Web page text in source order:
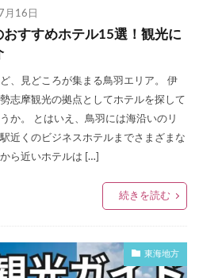
月16日
すすめホテル15選！観光に
、見どころが集まる鳥羽エリア。 伊
志摩観光の拠点としてホテルを探して
か。 とはいえ、鳥羽には海沿いのリ
近くのビジネスホテルまでさまざまな
ら近いホテルは […]
続きを読む
東海地方